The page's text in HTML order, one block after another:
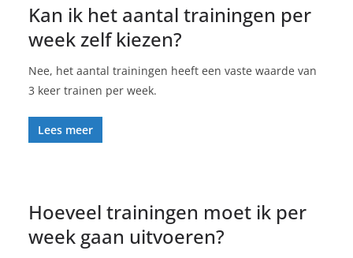
Kan ik het aantal trainingen per
week zelf kiezen?
Nee, het aantal trainingen heeft een vaste waarde van
3 keer trainen per week.
Lees meer
Hoeveel trainingen moet ik per
week gaan uitvoeren?